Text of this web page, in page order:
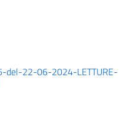
del-22-06-2024-LETTURE-